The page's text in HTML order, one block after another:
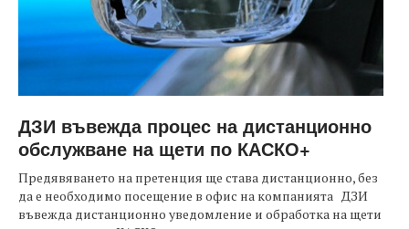
ДЗИ въвежда процес на дистанционно
обслужване на щети по КАСКО+
Предявяването на претенция ще става дистанционно, без
да е необходимо посещение в офис на компанията ДЗИ
въвежда дистанционно уведомление и обработка на щети